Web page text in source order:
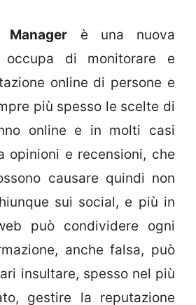
Manager è una nuova
di monitorare e
online di persone e
più spesso le scelte di
online e in molti casi
opinioni e recensioni, che
causare quindi non
sui social, e più in
può condividere ogni
anche falsa, può
insultare, spesso nel più
gestire la reputazione